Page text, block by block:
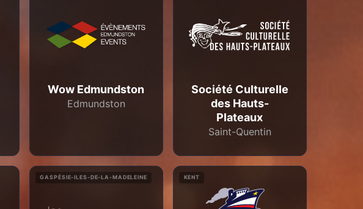
Wow Edmundston
Edmundston
Société Culturelle
des Hauts-
Plateaux
Saint-Quentin
GASPÉSIE-ILES-DE-LA-MADELEINE KENT